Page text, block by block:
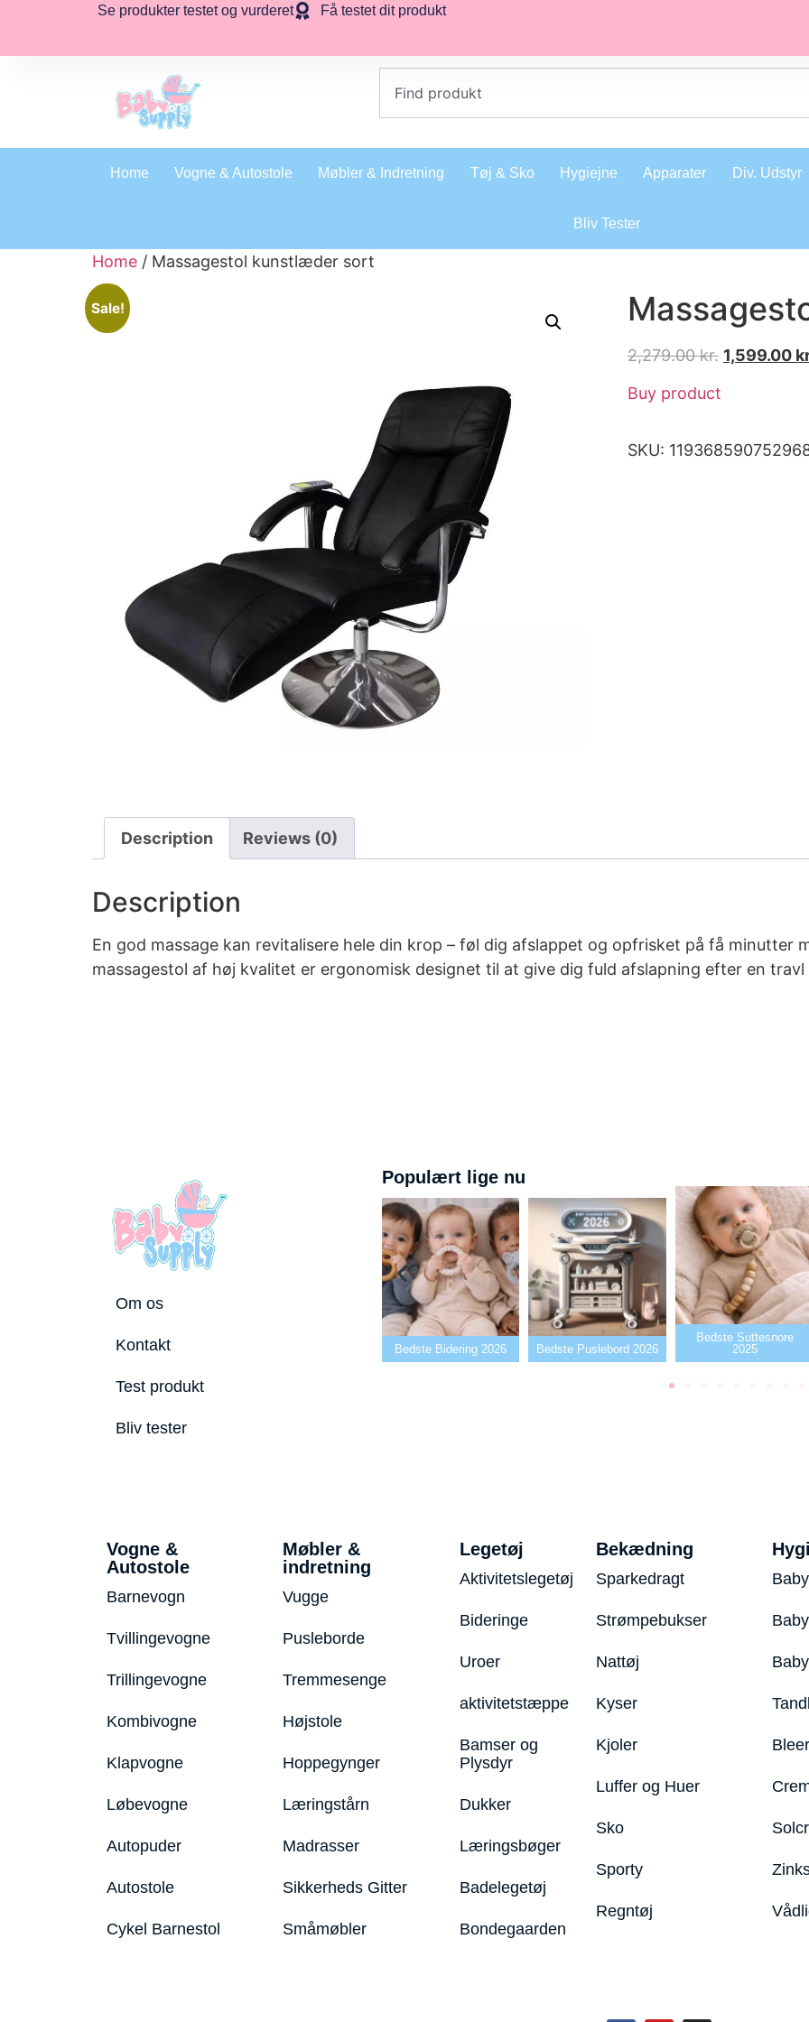
Se produkter testet og vurderet Få testet dit produkt
Home Vogne & Autostole Møbler & Indretning Tøj & Sko Hygiejne Apparater Div. Udstyr
Bliv Tester
Home / Massagestol kunstlæder sort
Sale!
2,279.00kr. 1,599.00
Buy product
SKU:
Description Reviews (0)
Description
En god massage kan revitalisere hele din krop – føl dig afslappet og opfrisket på få minutter
massagestol af høj kvalitet er ergonomisk designet til at give dig fuld afslapning efter en
Om os
Kontakt
Test produkt
Bliv tester
Populært lige nu
Bedste tremmeseng
Bedste Bidering 2026 Bedste Puslebord 2026
Bedste Suttesnore
Vogne &
Autostole
Barnevogn
Tvillingevogne
Trillingevogne
Kombivogne
Klapvogne
Løbevogne
Autopuder
Autostole
Cykel Barnestol
Møbler &
indretning
Vugge
Pusleborde
Tremmesenge
Højstole
Hoppegynger
Læringstårn
Madrasser
Sikkerheds Gitter
Småmøbler
Legetøj
Aktivitetslegetøj
Bideringe
Uroer
aktivitetstæppe
Bamser og
Plysdyr
Dukker
Læringsbøger
Badelegetøj
Bondegaarden
Bekædning
Sparkedragt
Strømpebukser
Nattøj
Kyser
Kjoler
Luffer og Huer
Sko
Sporty
Regntøj
Bleer